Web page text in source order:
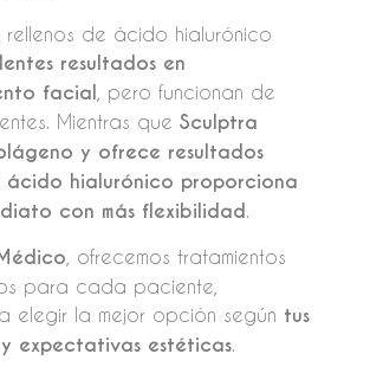
rellenos de ácido hialurónico
resultados en
facial , pero funcionan de
Mientras que Sculptra
y ofrece resultados
ácido hialurónico proporciona
con más flexibilidad
, ofrecemos tratamientos
para cada paciente,
elegir la mejor opción según tus
expectativas estéticas.